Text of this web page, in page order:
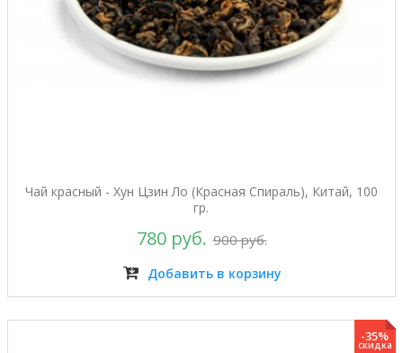
Чай красный - Хун Цзин Ло (Красная Спираль), Китай, 100
гр.
780 руб. 900 руб.
Добавить в корзину
-35%
скидка